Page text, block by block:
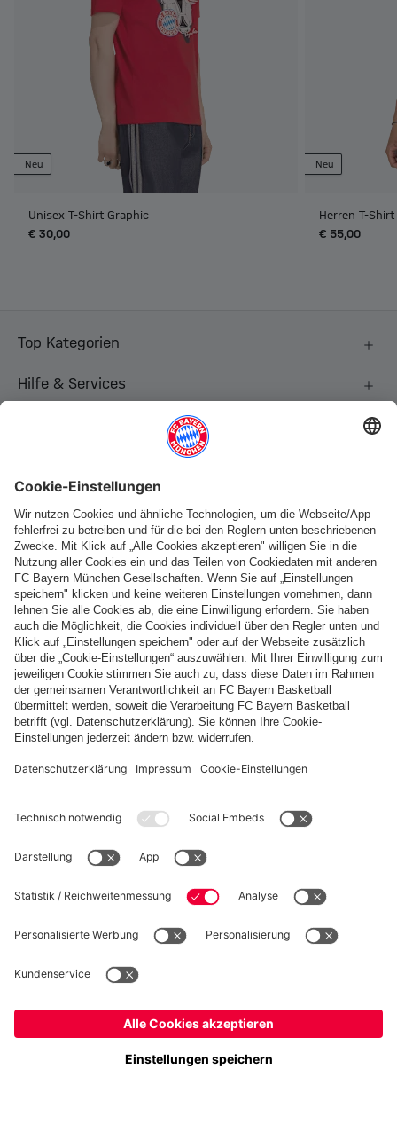
Neu
Unisex T-Shirt Graphic
€ 30,00
Neu
Herren T-
€ 55,00
Top Kategorien
Hilfe & Services
Folge uns
Zahlung & Lieferung
FC Bayern Store App
WIDERRUF
Datenschutz
Cookie Details
Preise inklusive MwSt. und zzgl. Versandkosten
© FC Bayern München AG
FC Bayern München AG, Säbener Str. 51-57, 81547 München
Ja,Österreich, um dorthin zu liefern!
Weltweit, um dorthin zu liefern!